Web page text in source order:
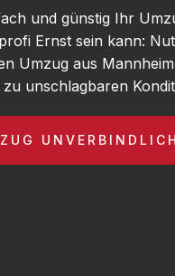
und günstig Ihr
Ernst sein kann:
Umzug aus
zu unschlagbaren